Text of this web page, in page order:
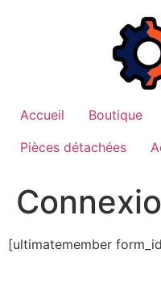
Accueil Boutique
Pièces détachées
[ultimatemember